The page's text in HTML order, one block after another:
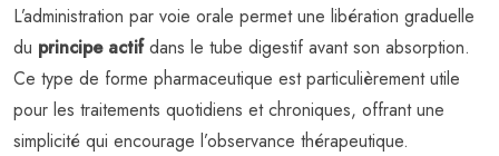
L’administration par voie orale permet une libération graduelle
du principe actifdans le tube digestif avant son absorption.
Ce type de forme pharmaceutique est particulièrement utile
pour les traitements quotidiens et chroniques, offrant une
simplicité qui encourage l’observance thérapeutique.